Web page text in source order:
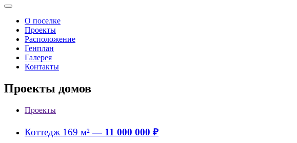
О поселке
Проекты
Расположение
Генплан
Галерея
Контакты
Проекты домов
Проекты
Коттедж 169 м²— 11 000 000 ₽